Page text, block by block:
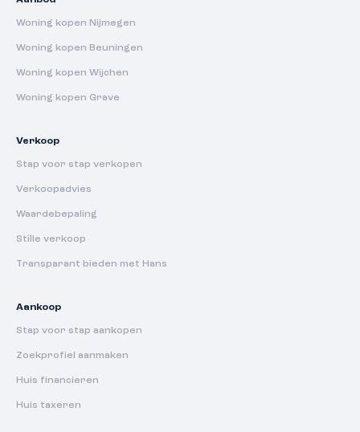
Woning kopen Nijmegen
Woning kopen Beuningen
Woning kopen Wijchen
Woning kopen Grave
Verkoop
Stap voor stap verkopen
Verkoopadvies
Waardebepaling
Stille verkoop
Transparant bieden met Hans
Aankoop
Stap voor stap aankopen
Zoekprofiel aanmaken
Huis financieren
Huis taxeren